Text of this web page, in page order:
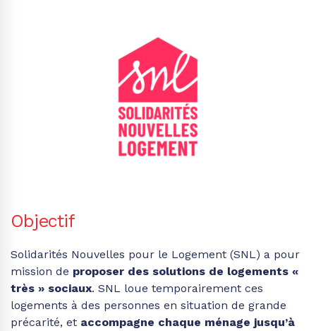
Objectif
Solidarités Nouvelles pour le Logement (SNL) a pour
mission de proposer des solutions de logements «
très » sociaux. SNL loue temporairement ces
logements à des personnes en situation de grande
précarité, et accompagne chaque ménage jusqu’à